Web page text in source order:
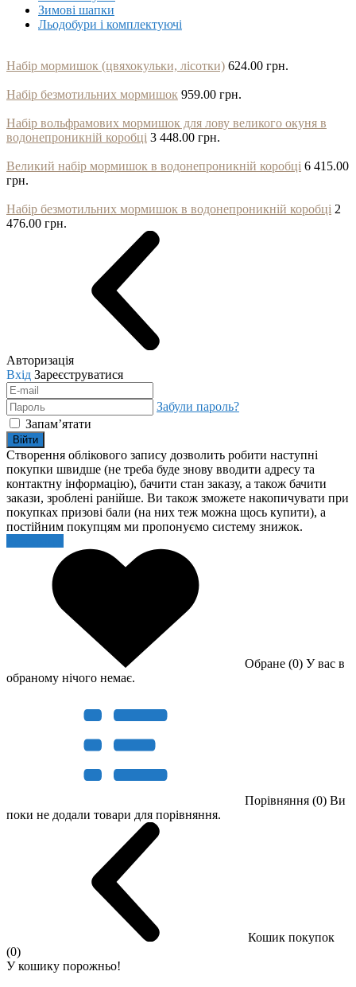
Зимові шапки
Льодобури і комплектуючі
Набір мормишок (цвяхокульки, лісотки) 624.00 грн.
Набір безмотильних мормишок 959.00 грн.
Набір вольфрамових мормишок для лову великого окуня в
водонепроникній коробці 3 448.00 грн.
Великий набір мормишок в водонепроникній коробці 6 415.00
грн.
Набір безмотильних мормишок в водонепроникній коробці 2
476.00 грн.
Авторизація
Вхід Зареєструватися
Забули пароль?
Запам’ятати
Війти
Створення облікового запису дозволить робити наступні
покупки швидше (не треба буде знову вводити адресу та
контактну інформацію), бачити стан заказу, а також бачити
закази, зроблені ранійше. Ви також зможете накопичувати при
покупках призові бали (на них теж можна щось купити), а
постійним покупцям ми пропонуємо систему знижок.
Обране (0) У вас в
обраному нічого немає.
Порівняння (0) Ви
поки не додали товари для порівняння.
Кошик покупок
(0)
У кошику порожньо!